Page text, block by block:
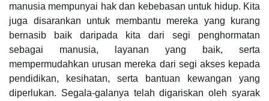
manusia mempunyai hak dan kebebasan untuk hidup. Kita
juga disarankan untuk membantu mereka yang kurang
bernasib baik daripada kita dari segi penghormatan
sebagai manusia, layanan yang baik, serta
mempermudahkan urusan mereka dari segi akses kepada
pendidikan, kesihatan, serta bantuan kewangan yang
diperlukan. Segala-galanya telah digariskan oleh syarak